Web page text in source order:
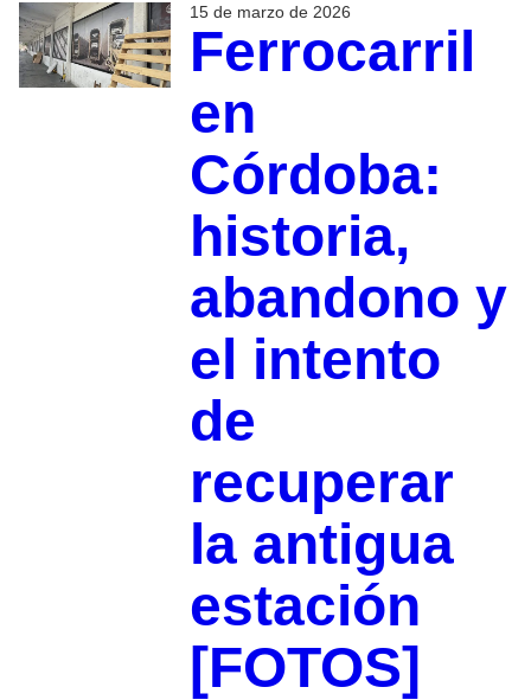
15 de marzo de 2026
Ferrocarril
en
Córdoba:
historia,
abandono y
el intento
de
recuperar
la antigua
estación
[FOTOS]